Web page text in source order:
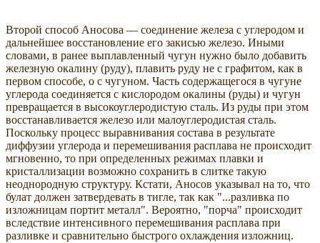
Второй способ Аносова — соединение железа с углеродом и
дальнейшее восстановление его закисью железо. Иными
словами, в ранее выплавленный чугун нужно было добавить
железную окалину (руду), плавить руду не с графитом, как в
первом способе, о с чугуном. Часть содержащегося в чугуне
углерода соединяется с кислородом окалины (руды) и чугун
превращается в высокоуглеродистую сталь. Из руды при этом
восстанавливается железо или малоуглеродистая сталь.
Поскольку процесс выравнивания состава в результате
диффузии углерода и перемешивания расплава не происходит
мгновенно, то при определенных режимах плавки и
кристаллизации возможно сохранить в слитке такую
неоднородную структуру. Кстати, Аносов указывал на то, что
булат должен затвердевать в тигле, так как "...разливка по
изложницам портит металл". Вероятно, "порча" происходит
вследствие интенсивного перемешивания расплава при
разливке и сравнительно быстрого охлаждения изложниц.